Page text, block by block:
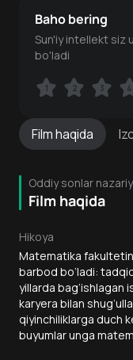
Filmhaqida
Oddiy sonlar
Film haqida
Hikoya
Matematika
barbod bo‘ladi:
yillarda bag‘ishlagan
karyera bilan
qiyinchiliklarga duch
buyumlar unga
Baho bering
Sun'iy intellekt siz
bo'ladi
1 2 3 4
1 2 3 4